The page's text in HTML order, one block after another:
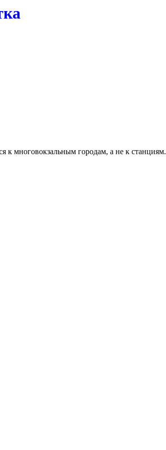
к многовокзальным городам, а не к станциям.